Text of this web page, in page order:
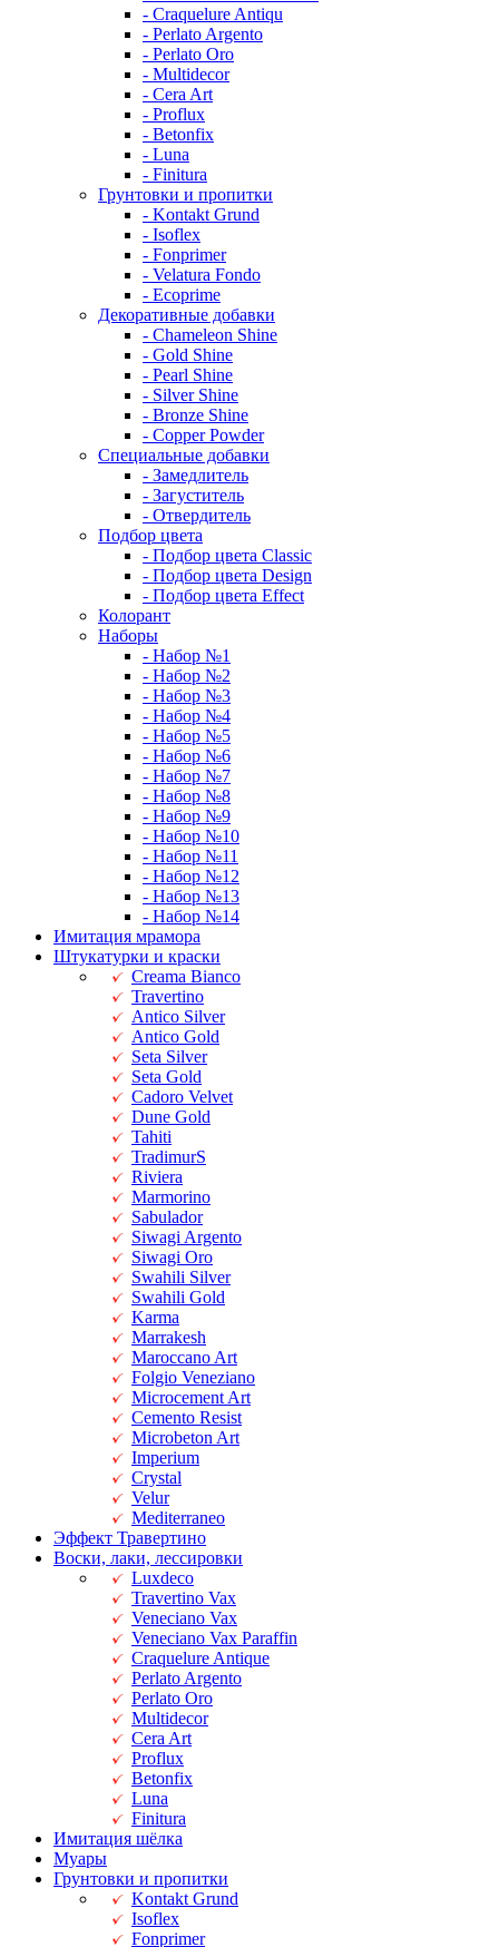
- Craquelure Antiqu
- Perlato Argento
- Perlato Oro
- Multidecor
- Cera Art
- Proflux
- Betonfix
- Luna
- Finitura
Грунтовки и пропитки
- Kontakt Grund
- Isoflex
- Fonprimer
- Velatura Fondo
- Ecoprime
Декоративные добавки
- Chameleon Shine
- Gold Shine
- Pearl Shine
- Silver Shine
- Bronze Shine
- Copper Powder
Специальные добавки
- Замедлитель
- Загуститель
- Отвердитель
Подбор цвета
- Подбор цвета Classic
- Подбор цвета Design
- Подбор цвета Effect
Колорант
Наборы
- Набор №1
- Набор №2
- Набор №3
- Набор №4
- Набор №5
- Набор №6
- Набор №7
- Набор №8
- Набор №9
- Набор №10
- Набор №11
- Набор №12
- Набор №13
- Набор №14
Имитация мрамора
Штукатурки и краски
Creama Bianco
Travertino
Antico Silver
Antico Gold
Seta Silver
Seta Gold
Cadoro Velvet
Dune Gold
Tahiti
TradimurS
Riviera
Marmorino
Sabulador
Siwagi Argento
Siwagi Oro
Swahili Silver
Swahili Gold
Karma
Marrakesh
Maroccano Art
Folgio Veneziano
Microcement Art
Cemento Resist
Microbeton Art
Imperium
Crystal
Velur
Mediterraneo
Эффект Травертино
Воски, лаки, лессировки
Luxdeco
Travertino Vax
Veneciano Vax
Veneciano Vax Paraffin
Craquelure Antique
Perlato Argento
Perlato Oro
Multidecor
Cera Art
Proflux
Betonfix
Luna
Finitura
Имитация шёлка
Муары
Грунтовки и пропитки
Kontakt Grund
Isoflex
Fonprimer